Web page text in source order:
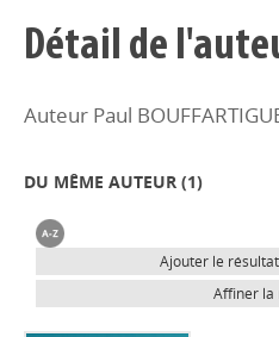
Détail de
Auteur Paul
DU MÊME AUTEUR (1)
Ajouter le
Affiner la